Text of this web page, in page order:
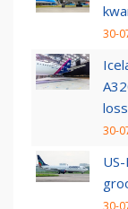
30-
30-
30-